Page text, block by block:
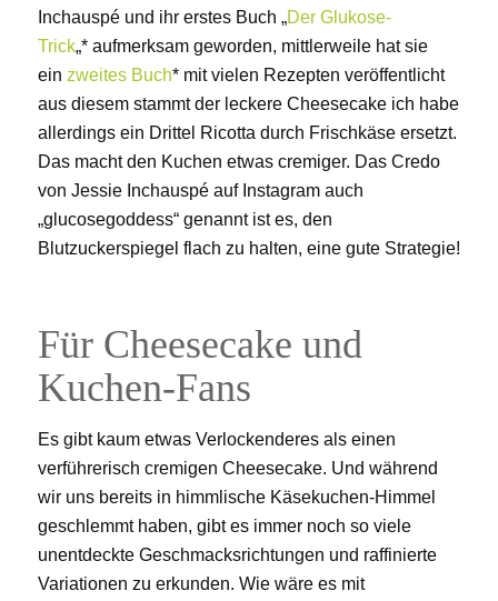
Inchauspé und ihr erstes Buch „Der Glukose-
Trick„*aufmerksam geworden, mittlerweile hat sie
ein zweites Buch* mit vielen Rezepten veröffentlicht
aus diesem stammt der leckere Cheesecake ich habe
allerdings ein Drittel Ricotta durch Frischkäse ersetzt.
Das macht den Kuchen etwas cremiger. Das Credo
von Jessie Inchauspéauf Instagram auch
„glucosegoddess“ genannt ist es, den
Blutzuckerspiegel flach zu halten, eine gute Strategie!
Für Cheesecake und
Kuchen-Fans
Es gibt kaum etwas Verlockenderes als einen
verführerisch cremigen Cheesecake. Und während
wir uns bereits in himmlische Käsekuchen-Himmel
geschlemmt haben, gibt es immer noch so viele
unentdeckte Geschmacksrichtungen und raffinierte
Variationen zu erkunden. Wie wäre es mit